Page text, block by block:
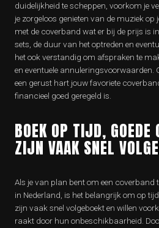
duidelijkheid te scheppen, voorkom je
je zorgeloos genieten van de muziek op
met de coverband wat er bij de prijs is
sets, de duur van het optreden en
het ook verstandig om afspraken te
en eventuele annuleringsvoorwaarden.
een gerust hart jouw favoriete
financieel goed geregeld is.
BOEK OP TIJD, GOEDE
ZIJN VAAK SNEL
Als je van plan bent om een coverband
in Nederland, is het belangrijk om op
zijn vaak snel volgeboekt en willen
raakt door hun onbeschikbaarheid.